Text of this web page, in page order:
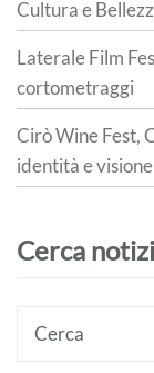
Cultura e
Laterale Film
cortometraggi
Cirò Wine Fest,
identità e visione
Cerca